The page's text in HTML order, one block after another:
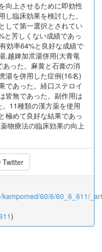
向上させるために即効性
臨床効果を検討した。
して第一選択とされてい
と芳しくない成績であっ
効率64%と良好な成績で
,越婢加朮湯併用(大青竜
った。麻黄と石膏の消
湯を併用した症例(16名)
であった。経口ステロイ
皆無であった。副作用は
11種類の漢方薬を使用
極めて良好な結果であっ
物療法の臨床効果の向上
Twitter
60/6/60_6_611/
)